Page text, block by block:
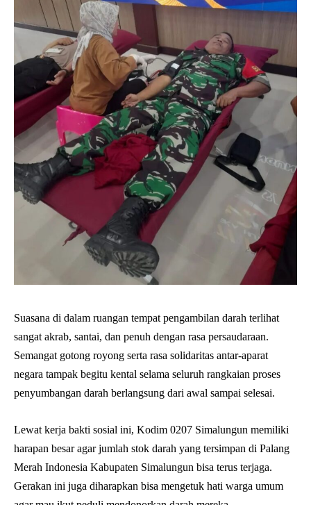
Suasana di dalam ruangan tempat pengambilan darah terlihat
sangat akrab, santai, dan penuh dengan rasa persaudaraan.
Semangat gotong royong serta rasa solidaritas antar-aparat
negara tampak begitu kental selama seluruh rangkaian proses
penyumbangan darah berlangsung dari awal sampai selesai.
Lewat kerja bakti sosial ini, Kodim 0207 Simalungun memiliki
harapan besar agar jumlah stok darah yang tersimpan di Palang
Merah Indonesia Kabupaten Simalungun bisa terus terjaga.
Gerakan ini juga diharapkan bisa mengetuk hati warga umum